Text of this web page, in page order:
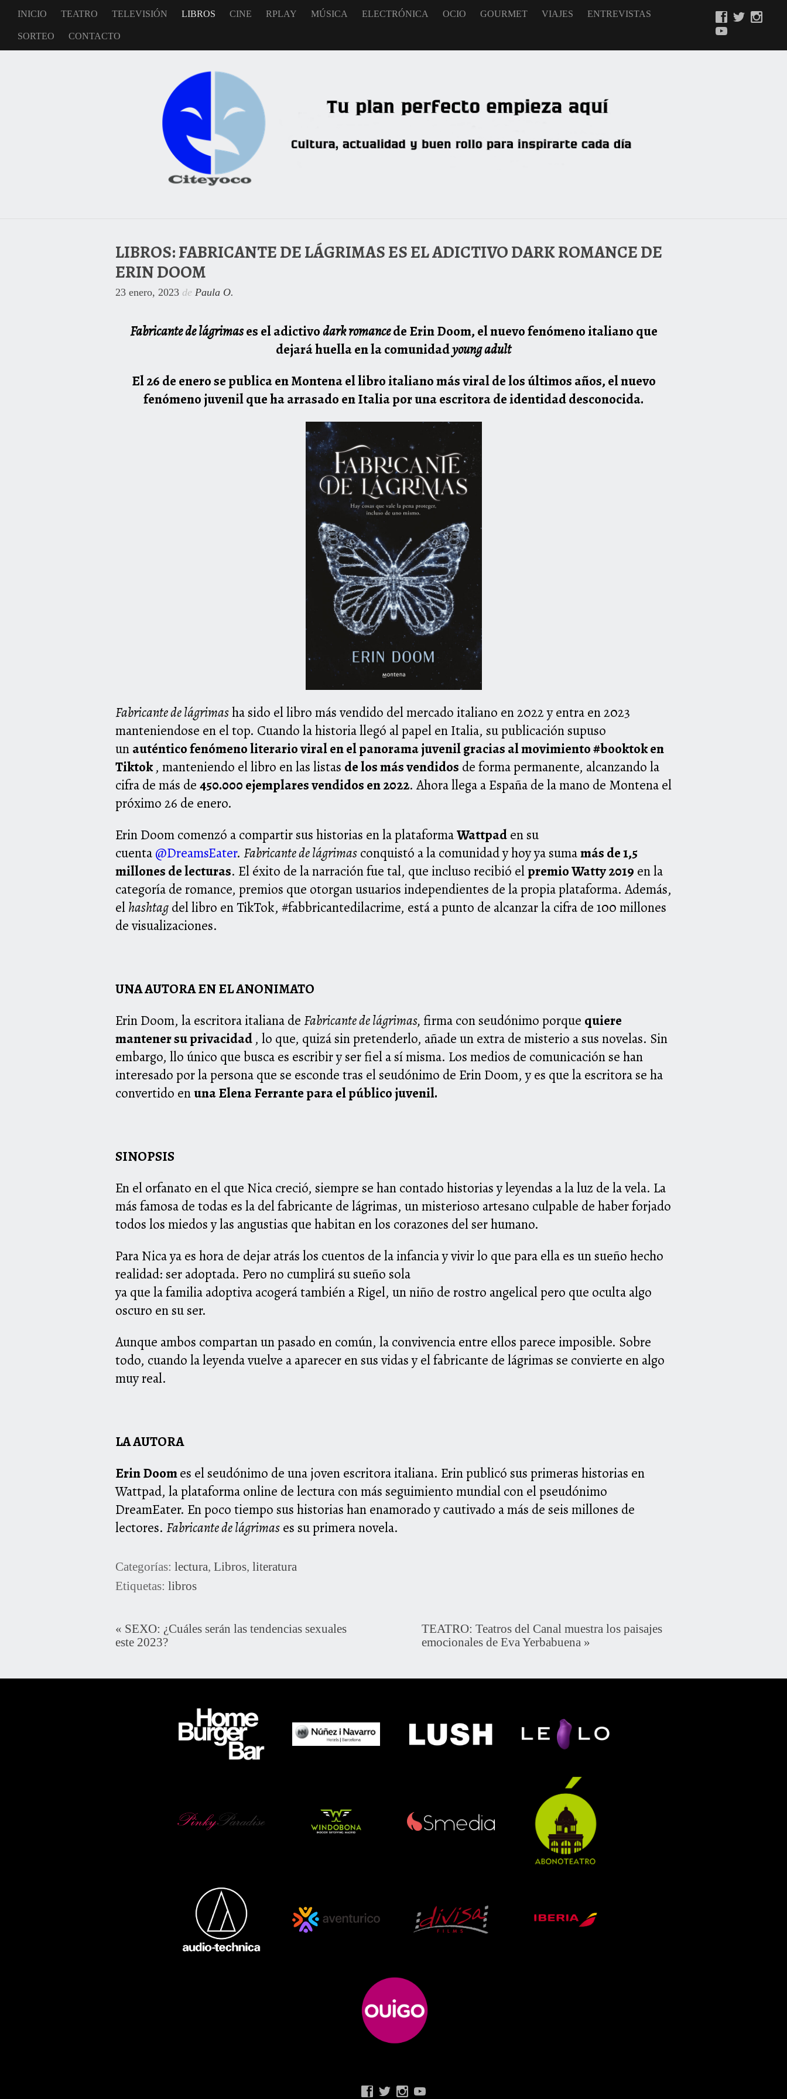
INICIO TEATRO TELEVISIÓN LIBROS CINE RPLAY MÚSICA ELECTRÓNICA OCIO GOURMET VIAJES ENTREVISTAS
SORTEO CONTACTO
LIBROS: FABRICANTE DE LÁGRIMAS ES EL ADICTIVO DARK ROMANCE DE
ERIN DOOM
23 enero, 2023 de Paula O.
Fabricante de lágrimases el adictivodark romancede Erin Doom, el nuevo fenómeno italiano que
dejará huella en la comunidadyoung adult
El 26 de enero se publica en Montena el libro italiano más viral de los últimos años, el nuevo
fenómeno juvenil que ha arrasado en Italia por una escritora de identidad desconocida.
Fabricante de lágrimasha sido el libro más vendido del mercado italiano en 2022 y entra en 2023
manteniendose en el top. Cuando la historia llegó al papel en Italia, su publicación supuso
unauténtico fenómeno literario viral en el panorama juvenil gracias al movimiento #booktok en
Tiktok, manteniendo el libro en las listas de los más vendidos de forma permanente, alcanzando la
cifra de más de450.000 ejemplares vendidos en 2022. Ahora llega a España de la mano de Montena el
próximo 26 de enero.
Erin Doom comenzó a compartir sus historias en la plataformaWattpaden su
cuenta@DreamsEater. Fabricante de lágrimasconquistó a la comunidad y hoy ya sumamás de 1,5
millones de lecturas. El éxito de la narración fue tal, que incluso recibió elpremio Watty 2019 en la
categoría de romance, premios que otorgan usuarios independientes de la propia plataforma. Además,
elhashtagdel libro en TikTok, #fabbricantedilacrime, está a punto de alcanzar la cifra de 100 millones
de visualizaciones.
UNA AUTORA EN EL ANONIMATO
Erin Doom, la escritora italiana deFabricante de lágrimas, firma con seudónimo porque quiere
mantener su privacidad, lo que, quizá sin pretenderlo, añade un extra de misterio a sus novelas. Sin
embargo, llo único que busca es escribir y ser fiel a sí misma. Los medios de comunicación se han
interesado por la persona que se esconde tras el seudónimo de Erin Doom, y es que la escritora se ha
convertido enuna Elena Ferrante para el público juvenil.
SINOPSIS
En el orfanato en el que Nica creció, siempre se han contado historias y leyendas a la luz de la vela. La
más famosa de todas es la del fabricante de lágrimas, un misterioso artesano culpable de haber forjado
todos los miedos y las angustias que habitan en los corazones del ser humano.
Para Nica ya es hora de dejar atrás los cuentos de la infancia y vivir lo que para ella es un sueño hecho
realidad: ser adoptada. Pero no cumplirá su sueño sola
ya que la familia adoptiva acogerá también a Rigel, un niño de rostro angelical pero que oculta algo
oscuro en su ser.
Aunque ambos compartan un pasado en común, la convivencia entre ellos parece imposible. Sobre
todo, cuando la leyenda vuelve a aparecer en sus vidas y el fabricante de lágrimas se convierte en algo
muy real.
LA AUTORA
Erin Doomes el seudónimo de una joven escritora italiana. Erin publicó sus primeras historias en
Wattpad, la plataforma online de lectura con más seguimiento mundial con el pseudónimo
DreamEater. En poco tiempo sus historias han enamorado y cautivado a más de seis millones de
lectores. Fabricante de lágrimases su primera novela.
Categorías: lectura, Libros, literatura
Etiquetas: libros
« SEXO: ¿Cuáles serán las tendencias sexuales
este 2023?
TEATRO: Teatros del Canal muestra los paisajes
emocionales de Eva Yerbabuena »